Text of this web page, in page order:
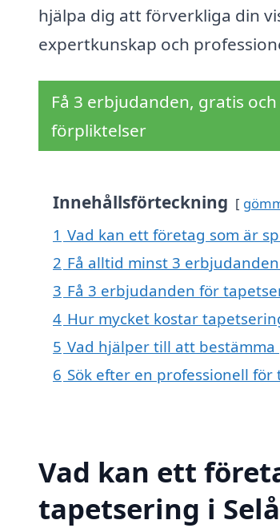
hjälpa dig att förverkliga din
expertkunskap och
Få 3 erbjudanden, gratis
förpliktelser
Innehållsförteckning
1 Vad kan ett företag som är
2 Få alltid minst 3
3 Få 3 erbjudanden för
4 Hur mycket kostar
5 Vad hjälper till att
6 Sök efter en professionell
Vad kan ett
tapetsering i